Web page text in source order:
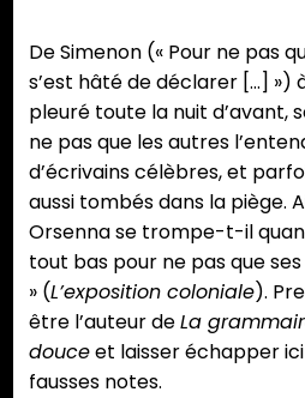
De Simenon (« Pour ne pas
s’est hâté de déclarer […] »)
pleuré toute la nuit d’avant,
ne pas que les autres
d’écrivains célèbres, et
aussi tombés dans la piège.
Orsenna se trompe-t-il
tout bas pour ne pas que
» (L’exposition coloniale).
être l’auteur deLa
douceet laisser échapper
fausses notes.